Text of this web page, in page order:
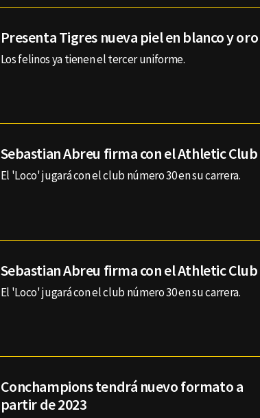
Presenta Tigres nueva piel en blanco y oro
Los felinos ya tienen el tercer uniforme.
Sebastian Abreu firma con el Athletic Club
El 'Loco' jugará con el club número 30 en su carrera.
Sebastian Abreu firma con el Athletic Club
El 'Loco' jugará con el club número 30 en su carrera.
Conchampions tendrá nuevo formato a
partir de 2023